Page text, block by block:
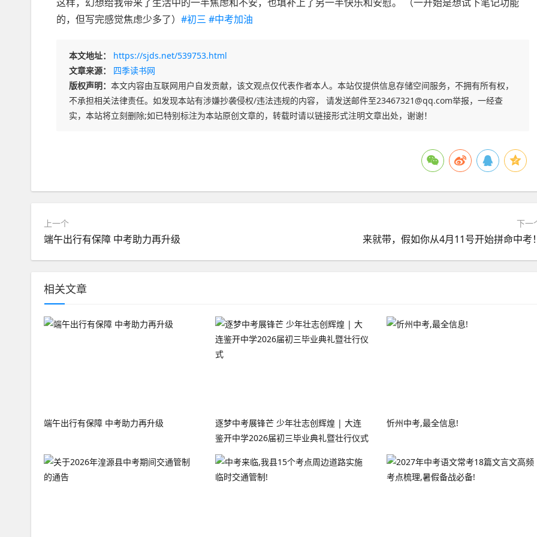
的，但写完感觉焦虑少多了） #初三 #中考加油
本文地址：
https://sjds.net/539753.html
文章来源：
四季读书网
版权声明： 本文内容由互联网用户自发贡献，该文观点仅代表作者本人。本站仅提供信息存储空间服务，不拥有所有权，
不承担相关法律责任。如发现本站有涉嫌抄袭侵权/违法违规的内容， 请发送邮件至23467321@qq.com举报，一经查
实，本站将立刻删除;如已特别标注为本站原创文章的，转载时请以链接形式注明文章出处，谢谢！
上一个
端午出行有保障 中考助力再升级
下一
来就带，假如你从4月11号开始拼命中考
相关文章
端午出行有保障 中考助力再升级
逐梦中考展锋芒 少年壮志创辉煌 | 大连
鉴开中学2026届初三毕业典礼暨壮行仪式
忻州中考,最全信息!